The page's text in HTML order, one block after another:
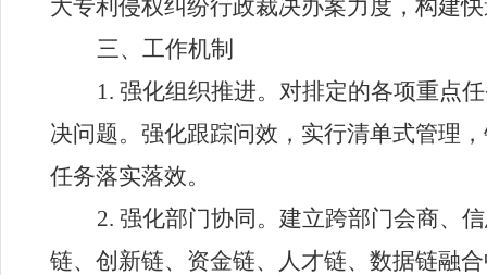
大专利侵权纠纷行政裁决办案力度，构建
三、工作机制
1. 强化组织推进。 对排定的各项重点
决问题。强化跟踪问效，实行清单式管理
任务落实落效。
2. 强化部门协同。 建立跨部门会商、
链、创新链、资金链、人才链、数据链融